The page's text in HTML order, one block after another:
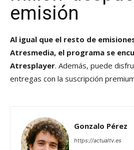
emisión
Al igual que el resto de
Atresmedia, el programa se
Atresplayer. Además, puede
entregas con la suscripción
Gonzalo Pérez
https://actualtv.es